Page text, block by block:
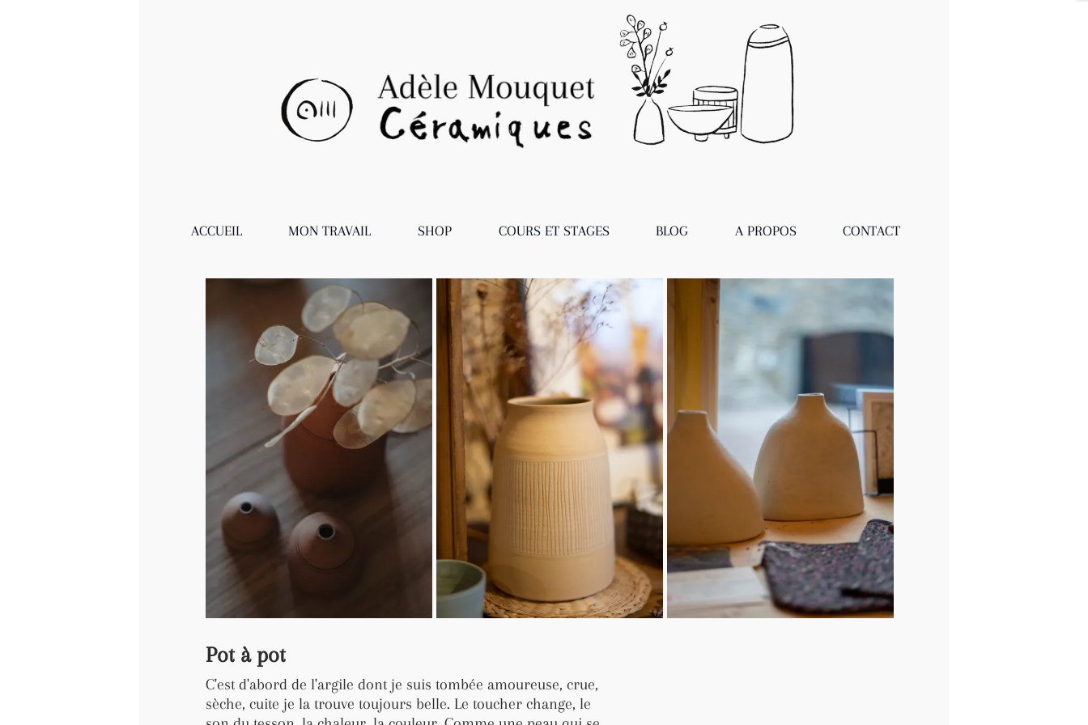
ACCUEIL MON TRAVAIL SHOP COURS ET STAGES BLOG A PROPOS CONTACT
Pot à pot
C'est d'abord de l'argile dont je suis tombée amoureuse, crue,
sèche, cuite je la trouve toujours belle. Le toucher change, le